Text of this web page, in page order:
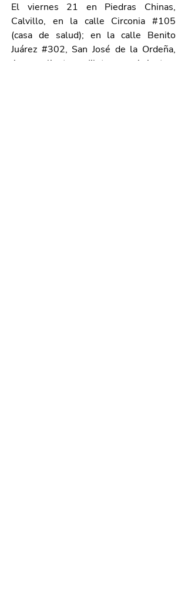
El viernes 21 en Piedras Chinas,
Calvillo, en la calle Circonia #105
(casa de salud); en la calle Benito
Juárez #302, San José de la Ordeña,
Aguascalientes; Jilotepec, Asientos,